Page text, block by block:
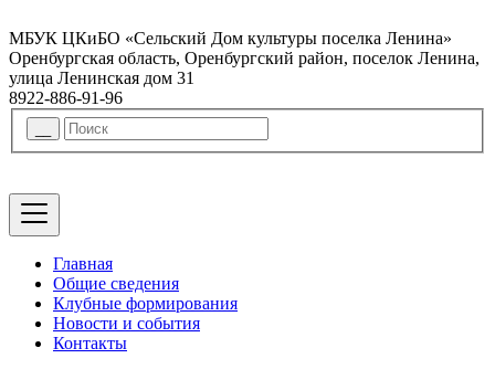
МБУК ЦКиБО «Сельский Дом культуры поселка Ленина»
Оренбургская область, Оренбургский район, поселок Ленина,
улица Ленинская дом 31
8922-886-91-96
Главная
Общие сведения
Клубные формирования
Новости и события
Контакты